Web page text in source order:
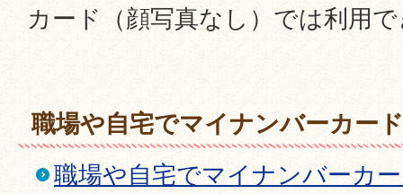
カード（顔写真なし）では利用
職場や自宅でマイナンバーカー
職場や自宅でマイナンバーカ